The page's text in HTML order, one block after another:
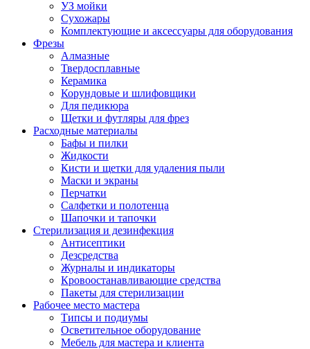
УЗ мойки
Сухожары
Комплектующие и аксессуары для оборудования
Фрезы
Алмазные
Твердосплавные
Керамика
Корундовые и шлифовщики
Для педикюра
Щетки и футляры для фрез
Расходные материалы
Бафы и пилки
Жидкости
Кисти и щетки для удаления пыли
Маски и экраны
Перчатки
Салфетки и полотенца
Шапочки и тапочки
Стерилизация и дезинфекция
Антисептики
Дезсредства
Журналы и индикаторы
Кровоостанавливающие средства
Пакеты для стерилизации
Рабочее место мастера
Типсы и подиумы
Осветительное оборудование
Мебель для мастера и клиента